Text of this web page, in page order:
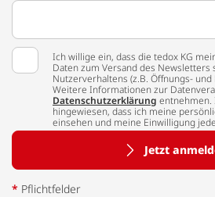
Ich willige ein, dass die tedox KG
Daten zum Versand des Newsletters
Nutzerverhaltens (z.B. Öffnungs-
Weitere Informationen zur
Datenschutzerklärung entnehmen.
hingewiesen, dass ich meine
einsehen und meine Einwilligung
Jetzt
* Pflichtfelder